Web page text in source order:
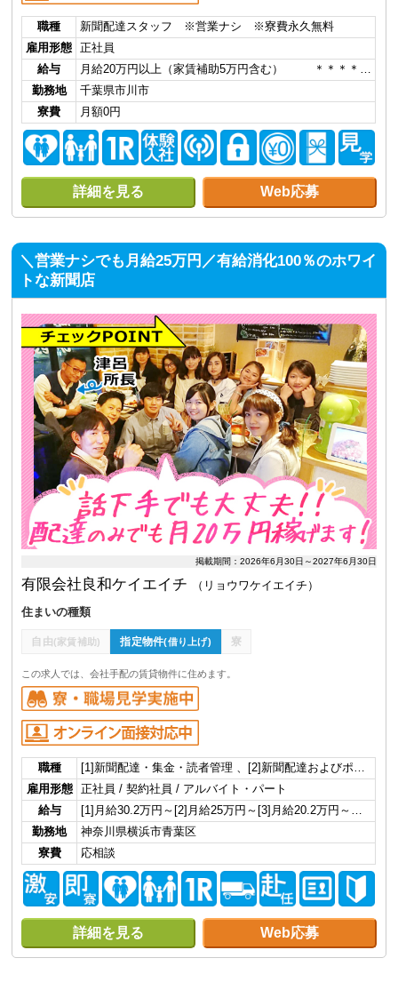
職種
新聞配達スタッフ ※営業ナシ ※寮費永久無料
雇用形態
正社員
給与
月給20万円以上（家賃補助5万円含む） ＊＊＊＊…
勤務地
千葉県市川市
寮費
月額0円
詳細を見る Web応募
＼営業ナシでも月給25万円／有給消化100％のホワイ
トな新聞店
掲載期間：2026年6月30日～2027年6月30日
有限会社良和ケイエイチ
（リョウワケイエイチ）
住まいの種類
自由(家賃補助) 指定物件(借り上げ) 寮
この求人では、会社手配の賃貸物件に住めます。
職種
[1]新聞配達・集金・読者管理 、[2]新聞配達およびポ…
雇用形態
正社員 / 契約社員 / アルバイト・パート
給与
[1]月給30.2万円～[2]月給25万円～[3]月給20.2万円～…
勤務地
神奈川県横浜市青葉区
寮費
応相談
詳細を見る Web応募